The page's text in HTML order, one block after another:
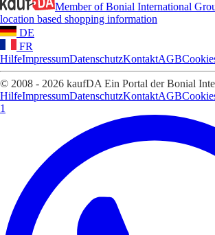
Member of Bonial International
location based shopping information
DE
FR
HilfeImpressumDatenschutzKontaktAGB
© 2008 - 2026 kaufDA Ein Portal der Bonial
HilfeImpressumDatenschutzKontaktAGB
1